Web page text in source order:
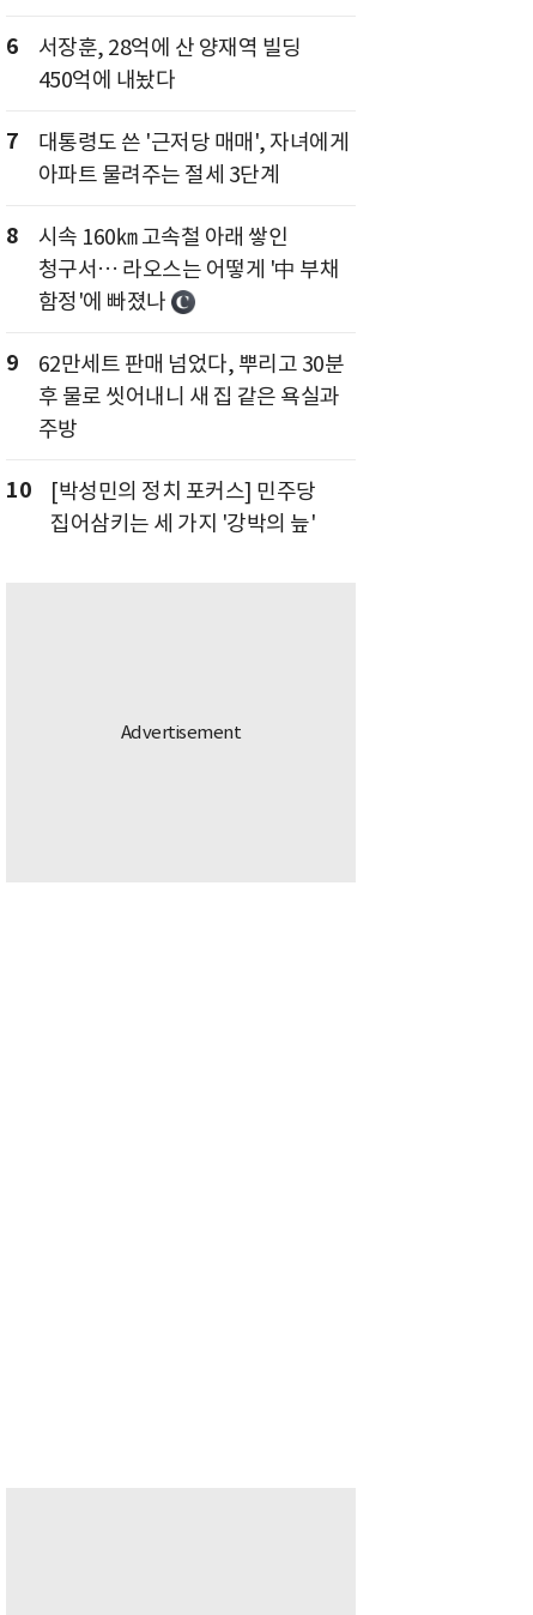
6
서장훈, 28억에 산 양재역 빌딩
450억에 내놨다
7
대통령도 쓴 '근저당 매매', 자녀에게
아파트 물려주는 절세 3단계
8
시속 160㎞ 고속철 아래 쌓인
청구서… 라오스는 어떻게 '中 부채
함정'에 빠졌나
9
62만세트 판매 넘었다, 뿌리고 30분
후 물로 씻어내니 새 집 같은 욕실과
주방
10
[박성민의 정치 포커스] 민주당
집어삼키는 세 가지 '강박의 늪'